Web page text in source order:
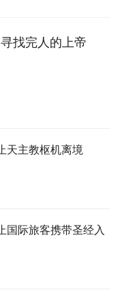
找完人的上帝
天主教枢机离境
国际旅客携带圣经入